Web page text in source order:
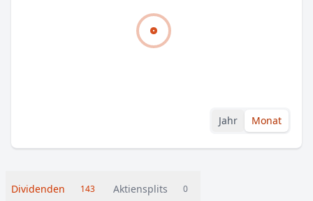
Jahr Monat
Dividenden 143 Aktiensplits 0